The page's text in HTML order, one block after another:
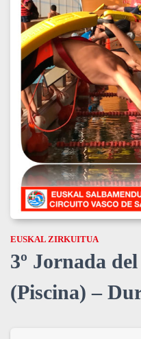
EUSKAL ZIRKUITUA
3º Jornada
(Piscina) –